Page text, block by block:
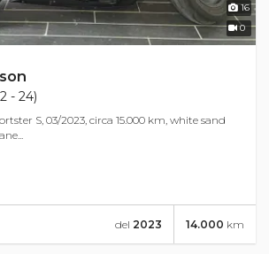
16
0
- 24)
S, 03/2023, circa 15.000 km, white sand
14.000 km
del 2023